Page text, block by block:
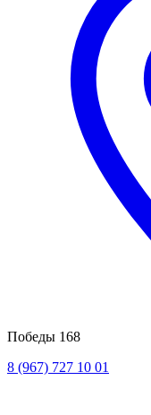
Победы 168
8 (967) 727 10 01